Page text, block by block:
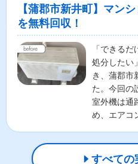
【蒲郡市新井町】マン
を無料回収！
「できる
処分したい
き、蒲郡市
た。今回の
室外機は通
め、エアコ
すべての